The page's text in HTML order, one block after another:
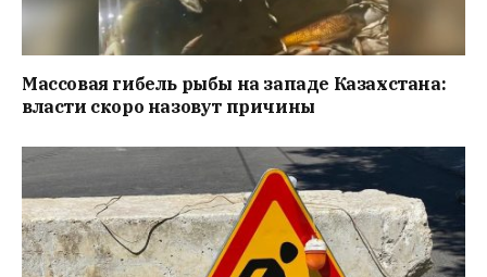
Массовая гибель рыбы на западе Казахстана:
власти скоро назовут причины